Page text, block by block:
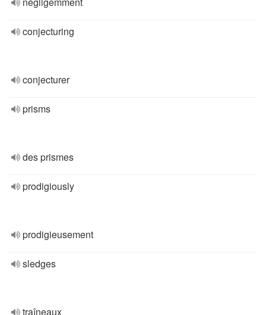
conjecturing
conjecturer
prisms
des prismes
prodigiously
prodigieusement
sledges
traîneaux